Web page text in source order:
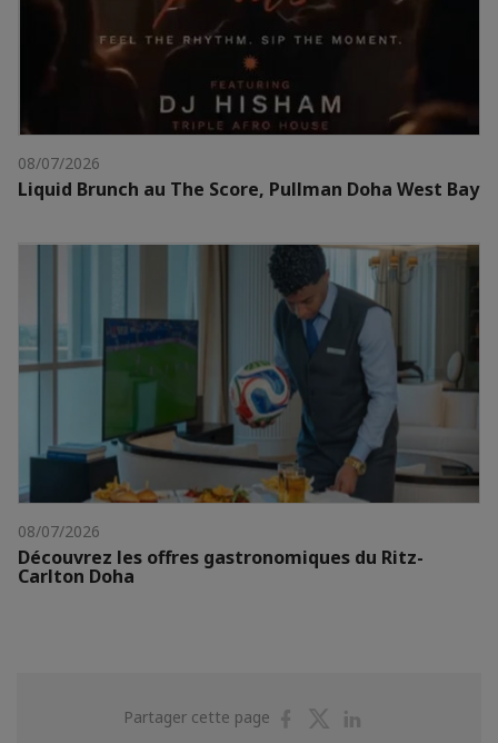
08/07/2026
Liquid Brunch au The Score, Pullman Doha West Bay
08/07/2026
Découvrez les offres gastronomiques du Ritz-
Carlton Doha
Partager cette page
PartagerPartager